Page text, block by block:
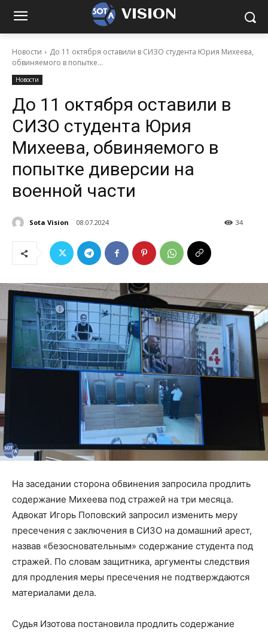
VISION
Новости
До 11 октября оставили в СИЗО студента Юрия Михеева,
обвиняемого в попытке...
Новости
До 11 октября оставили в
СИЗО студента Юрия
Михеева, обвиняемого в
попытке диверсии на
военной части
Sota Vision 08.07.2024 34
На заседании сторона обвинения запросила продлить
содержание Михеева под стражей на три месяца.
Адвокат Игорь Поповский запросил изменить меру
пресечения с заключения в СИЗО на домашний арест,
назвав «безосновательным» содержание студента под
стражей. По словам защитника, аргументы следствия
для продления меры пресечения не подтверждаются
материалами дела.
Судья Изотова постановила продлить содержание